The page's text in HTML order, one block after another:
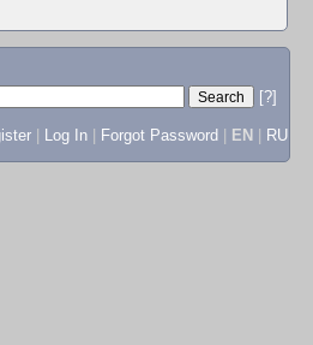
[?]
Log In Forgot Password EN RU